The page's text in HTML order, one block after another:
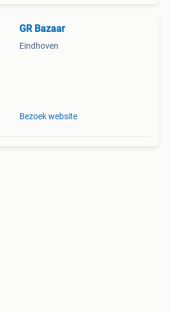
GR Bazaar
Eindhoven
Bezoek website